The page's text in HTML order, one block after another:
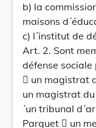
b) la
maisons
c) l´institut de
Art. 2. Sont
défense
 un magistrat
un magistrat
´un tribunal
Parquet  un